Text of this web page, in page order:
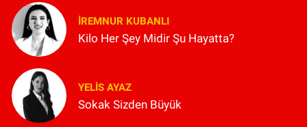
İREMNUR KUBANLI
Kilo Her Şey Midir Şu Hayatta?
YELIS AYAZ
Sokak Sizden Büyük